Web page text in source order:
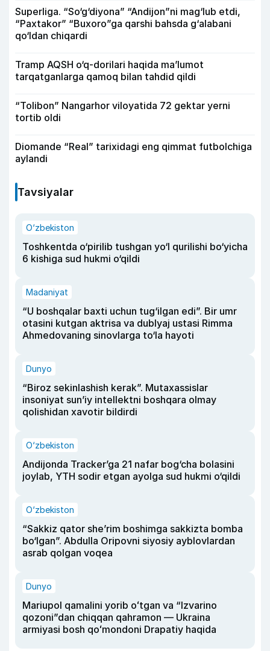
Superliga. “So‘g‘diyona” “Andijon”ni mag‘lub etdi,
“Paxtakor” “Buxoro”ga qarshi bahsda g‘alabani
qo‘ldan chiqardi
Tramp AQSH o‘q-dorilari haqida ma’lumot
tarqatganlarga qamoq bilan tahdid qildi
“Tolibon” Nangarhor viloyatida 72 gektar yerni
tortib oldi
Diomande “Real” tarixidagi eng qimmat futbolchiga
aylandi
Tavsiyalar
O‘zbekiston
Toshkentda o‘pirilib tushgan yo‘l qurilishi bo‘yicha
6 kishiga sud hukmi o‘qildi
Madaniyat
“U boshqalar baxti uchun tug‘ilgan edi”. Bir umr
otasini kutgan aktrisa va dublyaj ustasi Rimma
Ahmedovaning sinovlarga to‘la hayoti
Dunyo
“Biroz sekinlashish kerak”. Mutaxassislar
insoniyat sun’iy intellektni boshqara olmay
qolishidan xavotir bildirdi
O‘zbekiston
Andijonda Tracker’ga 21 nafar bog‘cha bolasini
joylab, YTH sodir etgan ayolga sud hukmi o‘qildi
O‘zbekiston
“Sakkiz qator she’rim boshimga sakkizta bomba
bo‘lgan”. Abdulla Oripovni siyosiy ayblovlardan
asrab qolgan voqea
Dunyo
Mariupol qamalini yorib oʻtgan va “Izvarino
qozoni”dan chiqqan qahramon — Ukraina
armiyasi bosh qoʻmondoni Drapatiy haqida